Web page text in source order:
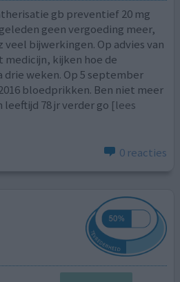
gb preventief 20 mg
geen vergoeding meer,
veel bijwerkingen. Op advies van
kijken hoe de
drie weken. Op 5 september
bloedprikken. Ben niet meer
78 jr verder go [lees
0 reacties